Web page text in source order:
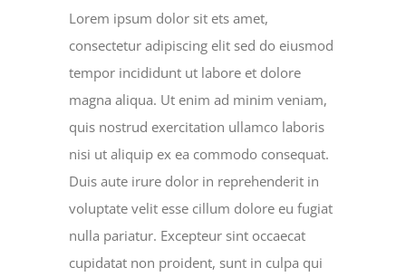
Lorem ipsum dolor sit ets amet,
consectetur adipiscing elit sed do eiusmod
tempor incididunt ut labore et dolore
magna aliqua. Ut enim ad minim veniam,
quis nostrud exercitation ullamco laboris
nisi ut aliquip ex ea commodo consequat.
Duis aute irure dolor in reprehenderit in
voluptate velit esse cillum dolore eu fugiat
nulla pariatur. Excepteur sint occaecat
cupidatat non proident, sunt in culpa qui